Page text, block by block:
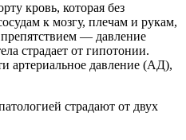
кровь, которая без
к мозгу, плечам и рукам,
препятствием — давление
страдает от гипотонии.
артериальное давление (АД),
страдают от двух